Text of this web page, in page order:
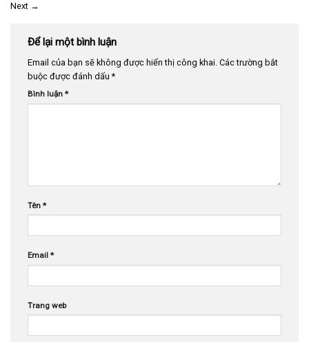
Next →
Để lại một bình luận
Email của bạn sẽ không được hiển thị công khai. Các trường bắt
buộc được đánh dấu*
Bình luận *
Tên *
Email *
Trang web